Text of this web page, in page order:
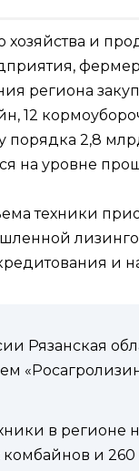
хозяйства и
региона
12
порядка 2,8
на уровне
техники
и
Рязанская
в регионе
и